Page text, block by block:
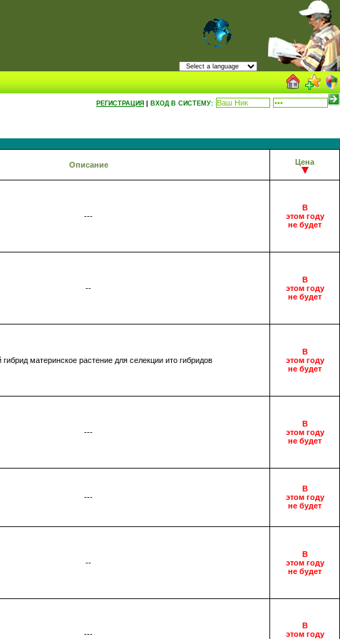
РЕГИСТРАЦИЯ ВХОД В СИСТЕМУ:
Описание Цена
---
В
этом году
не будет
--
В
этом году
не будет
материнское растение для селекции ито гибридов
В
этом году
не будет
---
В
этом году
не будет
---
В
этом году
не будет
--
В
этом году
не будет
---
В
этом году